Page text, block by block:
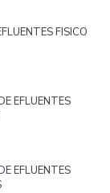
FISICO
EFLUENTES
EFLUENTES